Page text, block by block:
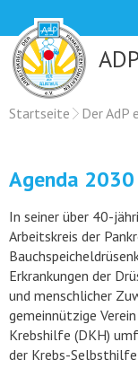
content
Startseite Der AdP
Agenda 2030
In seiner über 40-
Arbeitskreis der
Erkrankungen der
und menschlicher
gemeinnützige
Krebshilfe (DKH)
der Krebs-